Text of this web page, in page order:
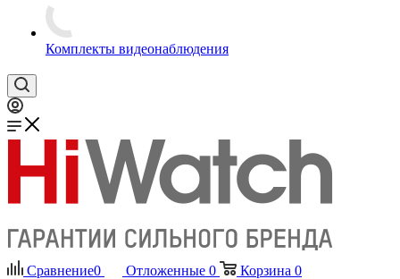
Комплекты видеонаблюдения
Сравнение0 Отложенные 0 Корзина 0